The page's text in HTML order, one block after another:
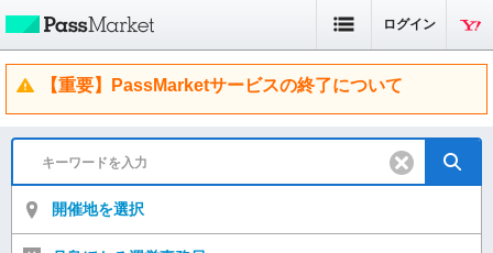
ログイン
【重要】PassMarketサービスの終了について
開催地を選択